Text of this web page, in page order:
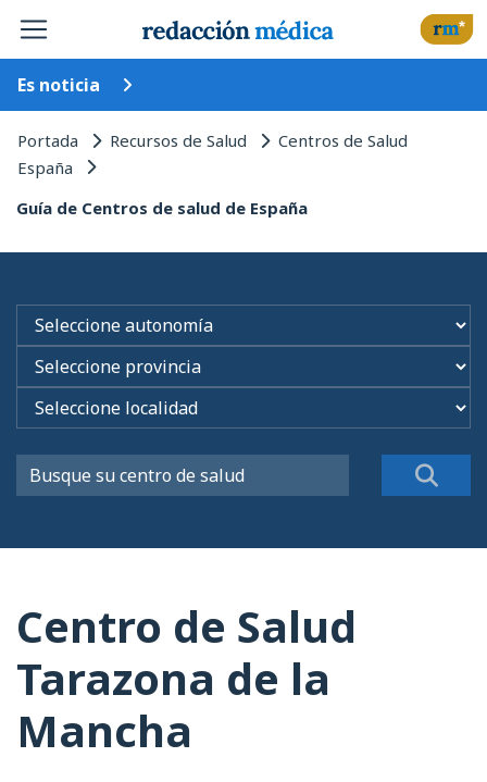
Es noticia
Portada Recursos de Salud Centros de Salud
España
Guía de Centros de salud de España
Centro de Salud
Tarazona de la
Mancha